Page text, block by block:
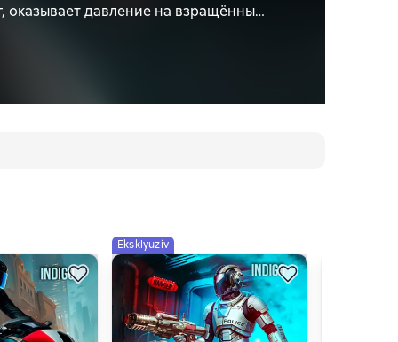
оказывает давление на взращённые
под угрозой
Ведь задача Хаоса
в непрерывные войны. Кто
Eksklyuziv